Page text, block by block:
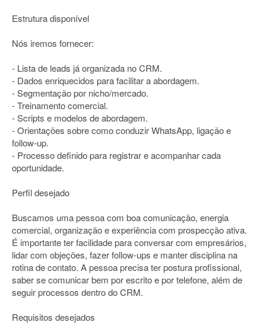
Estrutura disponível
Nós iremos fornecer:
- Lista de leads já organizada no CRM.
- Dados enriquecidos para facilitar a abordagem.
- Segmentação por nicho/mercado.
- Treinamento comercial.
- Scripts e modelos de abordagem.
- Orientações sobre como conduzir WhatsApp, ligação e
follow-up.
- Processo definido para registrar e acompanhar cada
oportunidade.
Perfil desejado
Buscamos uma pessoa com boa comunicação, energia
comercial, organização e experiência com prospecção ativa.
É importante ter facilidade para conversar com empresários,
lidar com objeções, fazer follow-ups e manter disciplina na
rotina de contato. A pessoa precisa ter postura profissional,
saber se comunicar bem por escrito e por telefone, além de
seguir processos dentro do CRM.
Requisitos desejados